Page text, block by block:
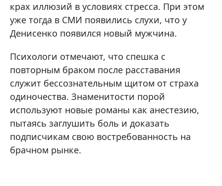
крах иллюзий в условиях стресса. При этом
уже тогда в СМИ появились слухи, что у
Денисенко появился новый мужчина.
Психологи отмечают, что спешка с
повторным браком после расставания
служит бессознательным щитом от страха
одиночества. Знаменитости порой
используют новые романы как анестезию,
пытаясь заглушить боль и доказать
подписчикам свою востребованность на
брачном рынке.